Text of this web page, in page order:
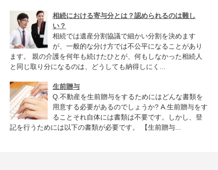
相続における寄与分とは？認められるのは難し
い？
相続では遺産分割協議で細かい分割を決めます
が、一般的な分け方では不公平になることがあり
ます。 親の介護を何年も続けたひとが、何もしなかった相続人
と同じ取り分になるのは、どうしても納得しにく...
生前贈与
Q.不動産を生前贈与をするためにはどんな書類を
用意する必要があるのでしょうか? A.生前贈与をす
ることそれ自体には書類は不要です。しかし、登
記を行うためには以下の書類が必要です。 【生前贈与...